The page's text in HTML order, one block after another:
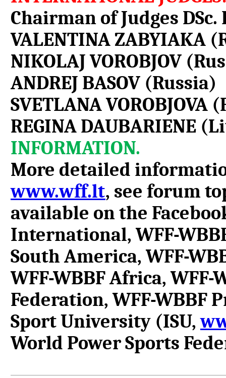
Chairman of Judges DSc.
VALENTINA ZABYIAKA
NIKOLAJ VOROBJOV
ANDREJ BASOV (Russia)
SVETLANA VOROBJOVA
REGINA DAUBARIENE
INFORMATION.
More detailed
www.wff.lt, see forum
available on the
International, WFF-
South America, WFF-
WFF-WBBF Africa,
Federation, WFF-WBBF
Sport University (ISU,
World Power Sports